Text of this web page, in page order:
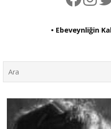
• Ebeveynliğin